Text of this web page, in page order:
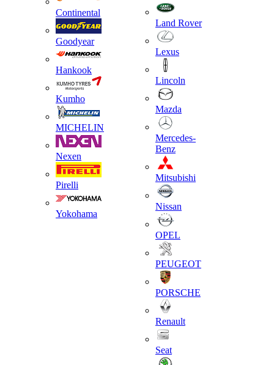
Continental
Goodyear
Hankook
Kumho
MICHELIN
Nexen
Pirelli
Yokohama
Land Rover
Lexus
Lincoln
Mazda
Mercedes-
Benz
Mitsubishi
Nissan
OPEL
PEUGEOT
PORSCHE
Renault
Seat